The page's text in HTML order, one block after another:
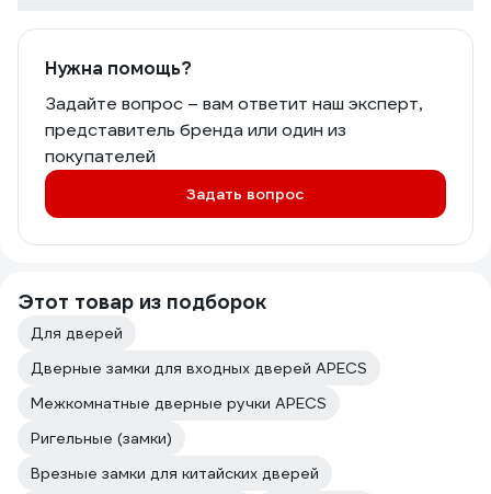
Нужна помощь?
Задайте вопрос – вам ответит наш эксперт,
представитель бренда или один из
покупателей
Задать вопрос
Этот товар из подборок
Для дверей
Дверные замки для входных дверей APECS
Межкомнатные дверные ручки APECS
Ригельные (замки)
Врезные замки для китайских дверей